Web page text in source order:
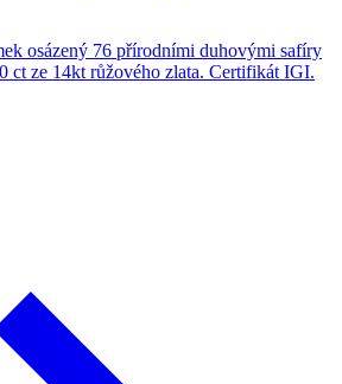
osázený 76 přírodními duhovými safíry
ct ze 14kt růžového zlata. Certifikát IGI.